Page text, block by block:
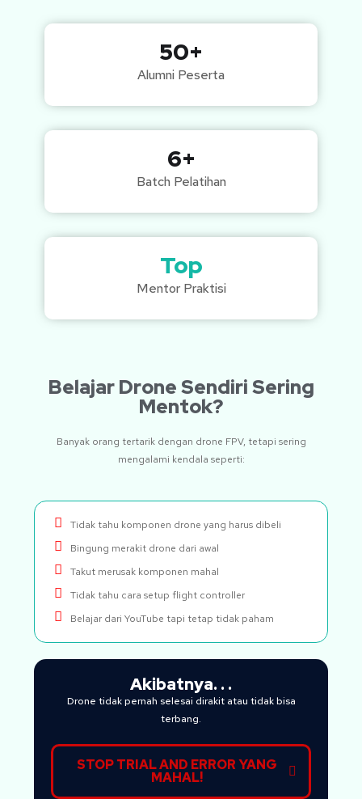
50+
Alumni Peserta
6+
Batch Pelatihan
Top
Mentor Praktisi
Belajar Drone Sendiri Sering
Mentok?
Banyak orang tertarik dengan drone FPV, tetapi sering
mengalami kendala seperti:
Tidak tahu komponen drone yang harus dibeli
Bingung merakit drone dari awal
Takut merusak komponen mahal
Tidak tahu cara setup flight controller
Belajar dari YouTube tapi tetap tidak paham
Akibatnya. . .
Drone tidak pernah selesai dirakit atau tidak bisa
terbang.
STOP TRIAL AND ERROR YANG
MAHAL!